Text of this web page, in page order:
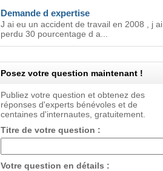
Demande d expertise
J ai eu un accident de travail en 2008 , j ai
perdu 30 pourcentage d a...
Posez votre question maintenant !
Publiez votre question et obtenez des
réponses d'experts bénévoles et de
centaines d'internautes, gratuitement.
Titre de votre question :
Votre question en détails :